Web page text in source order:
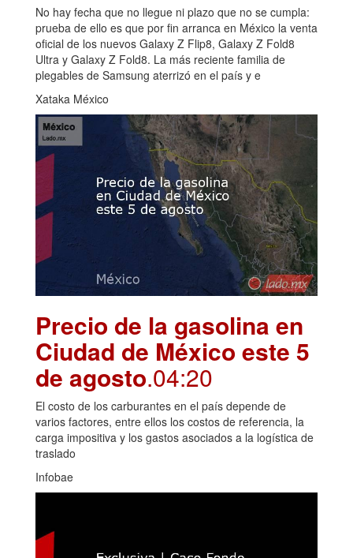
No hay fecha que no llegue ni plazo que no se cumpla:
prueba de ello es que por fin arranca en México la venta
oficial de los nuevos Galaxy Z Flip8, Galaxy Z Fold8
Ultra y Galaxy Z Fold8. La más reciente familia de
plegables de Samsung aterrizó en el país y e
Xataka México
Precio de la gasolina en
Ciudad de México este 5
de agosto.04:20
El costo de los carburantes en el país depende de
varios factores, entre ellos los costos de referencia, la
carga impositiva y los gastos asociados a la logística de
traslado
Infobae